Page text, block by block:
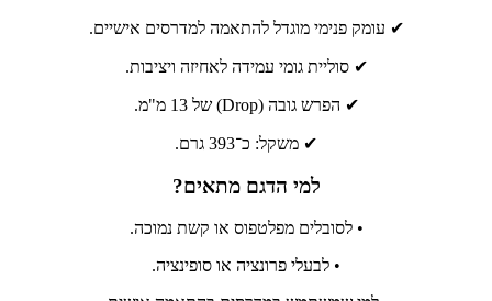
✔ עומק פנימי מוגדל להתאמה למדרסים אישיים.
✔ סוליית גומי עמידה לאחיזה ויציבות.
✔ הפרש גובה (Drop) של 13 מ"מ.
✔ משקל: כ־393 גרם.
למי הדגם מתאים?
• לסובלים מפלטפוס או קשת נמוכה.
• לבעלי פרונציה או סופינציה.